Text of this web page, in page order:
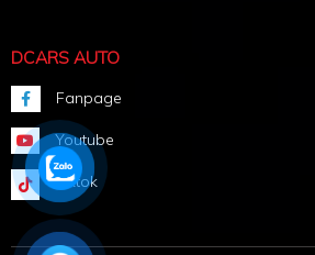
DCARS AUTO
Fanpage
Youtube
Tiktok